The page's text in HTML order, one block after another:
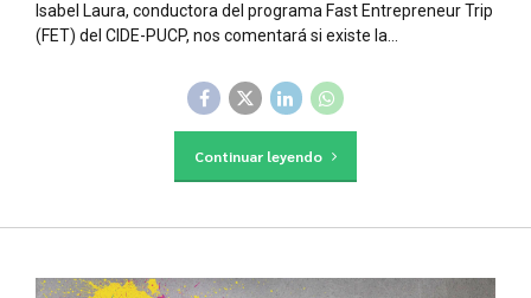
Isabel Laura, conductora del programa Fast Entrepreneur Trip
(FET) del CIDE-PUCP, nos comentará si existe la...
Continuar leyendo